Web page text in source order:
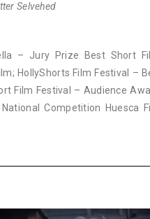
Selvehed
– Jury Prize Best Short
HollyShorts Film Festival –
Film Festival – Audience
Competition Huesca